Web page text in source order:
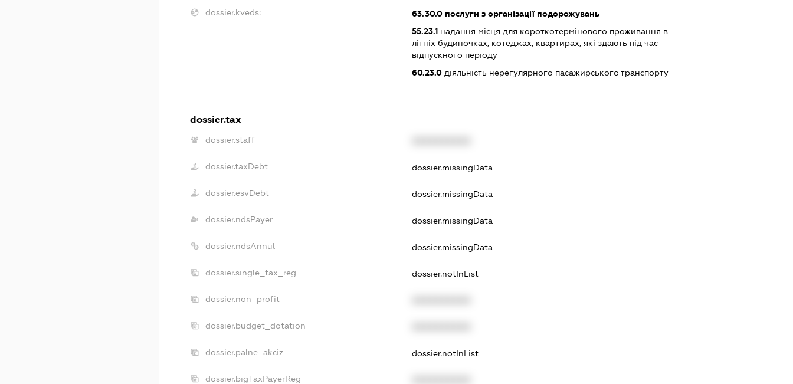
dossier.kveds: 63.30.0послуги з організації подорожувань
55.23.1надання місця для короткотермінового проживання в
літніх будиночках, котеджах, квартирах, які здають під час
відпускного періоду
60.23.0діяльність нерегулярного пасажирського транспорту
dossier.tax
dossier.staff
dossier.taxDebt dossier.missingData
dossier.esvDebt dossier.missingData
dossier.ndsPayer dossier.missingData
dossier.ndsAnnul dossier.missingData
dossier.single_tax_reg dossier.notInList
dossier.non_profit
dossier.budget_dotation
dossier.palne_akciz dossier.notInList
dossier.bigTaxPayerReg